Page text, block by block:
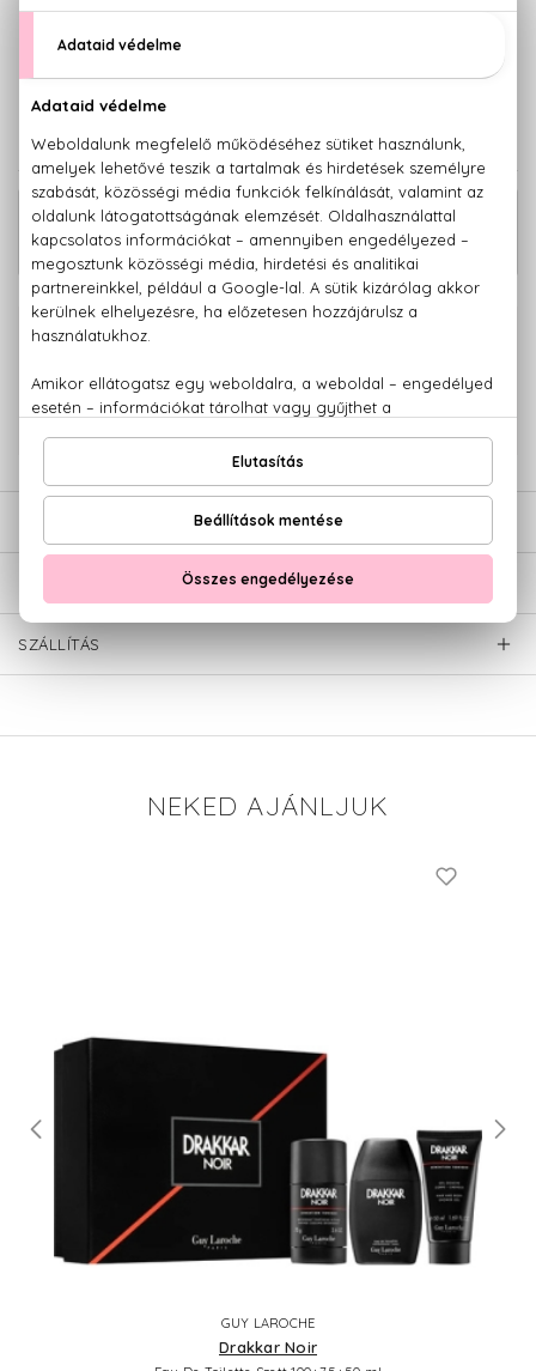
KAPCSOLÓDÓ TERMÉKEK
Drakkar Noir Eau De Toilette Szett
100+75+50 ml
17.410 Ft
100% eredeti termékek,
Kérdésed van, elakadtál? Hívd ügyfélszolgálatunkat:+36 20
779 1926
LEÍRÁS
SZÁLLÍTÁS
NEKED AJÁNLJUK
GUY LAROCHE
Drakkar Noir